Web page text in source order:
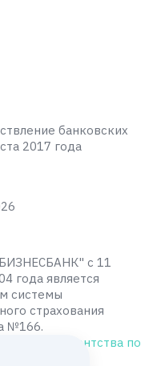
банковских
2017 года
с 11
года является
системы
страхования
№166.
Агентства по